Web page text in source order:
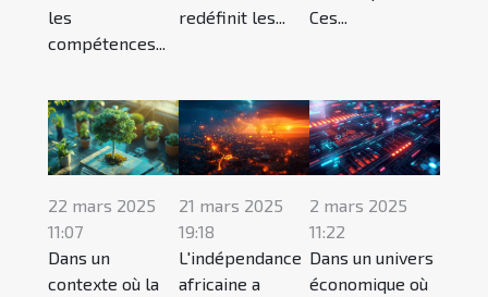
les
compétences...
redéfinit les...
Ces...
22 mars 2025
11:07
Dans un
contexte où la
21 mars 2025
19:18
L'indépendance
africaine a
2 mars 2025
11:22
Dans un univers
économique où